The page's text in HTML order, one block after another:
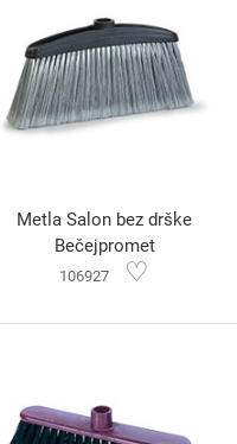
Metla Salon bez drške
Bečejpromet
106927 ♡